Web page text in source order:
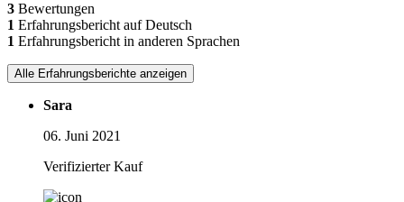
3 Bewertungen
1 Erfahrungsbericht auf Deutsch
1 Erfahrungsbericht in anderen Sprachen
Alle Erfahrungsberichte anzeigen
Sara
06. Juni 2021
Verifizierter Kauf